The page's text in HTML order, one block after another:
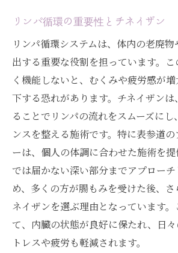
リンパ循環の重要性とチネイザン
リンパ循環システムは、体内の老廃
出する重要な役割を担っています。こ
く機能しないと、むくみや疲労感が
下する恐れがあります。チネイザン
ることでリンパの流れをスムーズにし
ンスを整える施術です。特に表参道
ーは、個人の体調に合わせた施術を
では届かない深い部分までアプロー
め、多くの方が腸もみを受けた後、
ネイザンを選ぶ理由となっています。
て、内臓の状態が良好に保たれ、日
トレスや疲労も軽減されます。